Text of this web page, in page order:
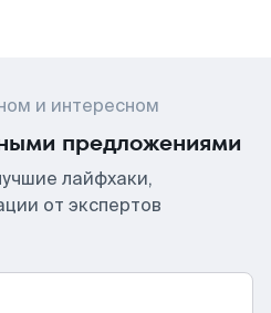
и интересном
предложениями
лайфхаки,
от экспертов